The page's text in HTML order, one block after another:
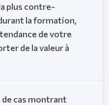
plus contre-
la formation,
de votre
de la valeur à
cas montrant